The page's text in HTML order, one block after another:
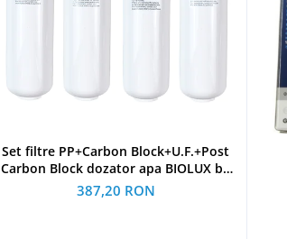
Set filtre PP+Carbon Block+U.F.+Post
Carbon Block dozator apa BIOLUX by
Midea variante de podea schimb la 1
387,20 RON